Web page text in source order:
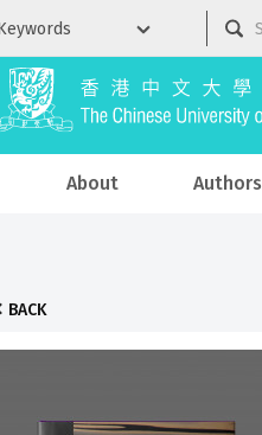
About Authors
BACK